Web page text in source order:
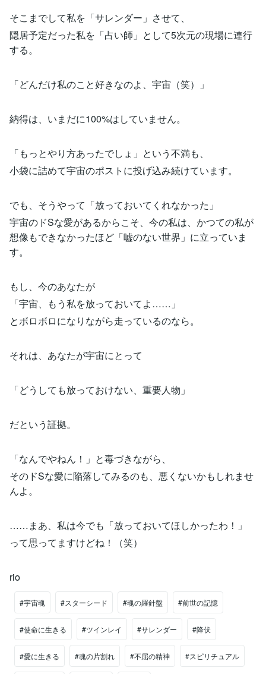
そこまでして私を「サレンダー」させて、
隠居予定だった私を「占い師」として5次元の現場に連行
する。
「どんだけ私のこと好きなのよ、宇宙（笑）」
納得は、いまだに100%はしていません。
「もっとやり方あったでしょ」という不満も、
小袋に詰めて宇宙のポストに投げ込み続けています。
でも、そうやって「放っておいてくれなかった」
宇宙のドSな愛があるからこそ、今の私は、かつての私が
想像もできなかったほど「嘘のない世界」に立っていま
す。
もし、今のあなたが
「宇宙、もう私を放っておいてよ……」
とボロボロになりながら走っているのなら。
それは、あなたが宇宙にとって
「どうしても放っておけない、重要人物」
だという証拠。
「なんでやねん！」と毒づきながら、
そのドSな愛に陥落してみるのも、悪くないかもしれませ
んよ。
……まあ、私は今でも「放っておいてほしかったわ！」
って思ってますけどね！（笑）
rio
#宇宙魂 #スターシード #魂の羅針盤 #前世の記憶
#使命に生きる #ツインレイ #サレンダー #降伏
#愛に生きる #魂の片割れ #不屈の精神 #スピリチュアル